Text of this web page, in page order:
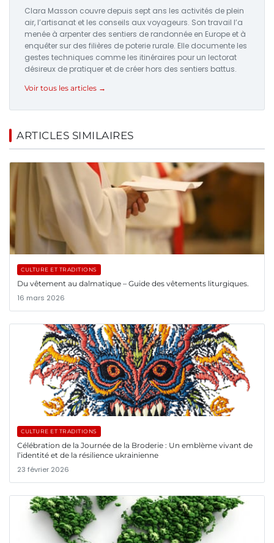
Clara Masson couvre depuis sept ans les activités de plein
air, l’artisanat et les conseils aux voyageurs. Son travail l’a
menée à arpenter des sentiers de randonnée en Europe et à
enquêter sur des filières de poterie rurale. Elle documente les
gestes techniques comme les itinéraires pour un lectorat
désireux de pratiquer et de créer hors des sentiers battus.
Voir tous les articles →
ARTICLES SIMILAIRES
CULTURE ET TRADITIONS
Du vêtement au dalmatique – Guide des vêtements liturgiques.
16 mars 2026
CULTURE ET TRADITIONS
Célébration de la Journée de la Broderie : Un emblème vivant de
l’identité et de la résilience ukrainienne
23 février 2026